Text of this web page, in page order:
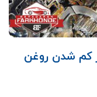
شدن روغن